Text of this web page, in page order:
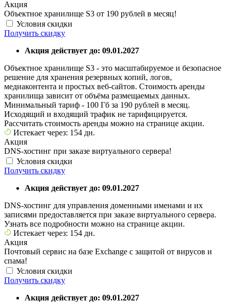
Акция
Объектное хранилище S3 от 190 рублей в месяц!
Условия скидки
Получить скидку
Акция действует до: 09.01.2027
Объектное хранилище S3 - это масштабируемое и безопасное
решение для хранения резервных копий, логов,
медиаконтента и простых веб-сайтов. Стоимость аренды
хранилища зависит от объёма размещаемых данных.
Минимальный тариф - 100 Гб за 190 рублей в месяц.
Исходящий и входящий трафик не тарифицируется.
Рассчитать стоимость аренды можно на странице акции.
Истекает через: 154 дн.
Акция
DNS-хостинг при заказе виртуального сервера!
Условия скидки
Получить скидку
Акция действует до: 09.01.2027
DNS-хостинг для управления доменными именами и их
записями предоставляется при заказе виртуального сервера.
Узнать все подробности можно на странице акции.
Истекает через: 154 дн.
Акция
Почтовый сервис на базе Exchange с защитой от вирусов и
спама!
Условия скидки
Получить скидку
Акция действует до: 09.01.2027